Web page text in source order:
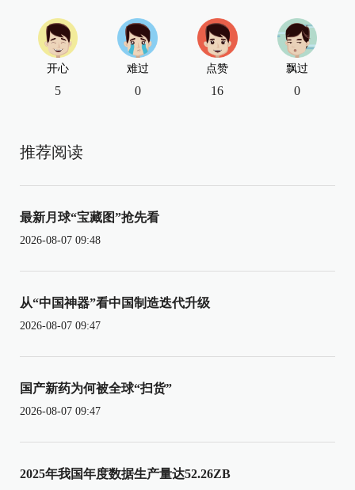
开心
5
难过
0
点赞
16
飘过
0
推荐阅读
最新月球“宝藏图”抢先看
2026-08-07 09:48
从“中国神器”看中国制造迭代升级
2026-08-07 09:47
国产新药为何被全球“扫货”
2026-08-07 09:47
2025年我国年度数据生产量达52.26ZB